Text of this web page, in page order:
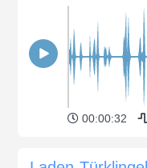
00:00:32